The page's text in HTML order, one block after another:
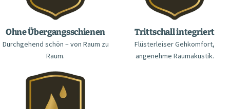
Ohne Übergangsschienen
Durchgehend schön – von Raum zu
Raum.
Trittschall integriert
Flüsterleiser Gehkomfort,
angenehme Raumakustik.